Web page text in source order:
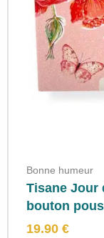
Bonne humeur
Tisane Jour
bouton
19.90 €